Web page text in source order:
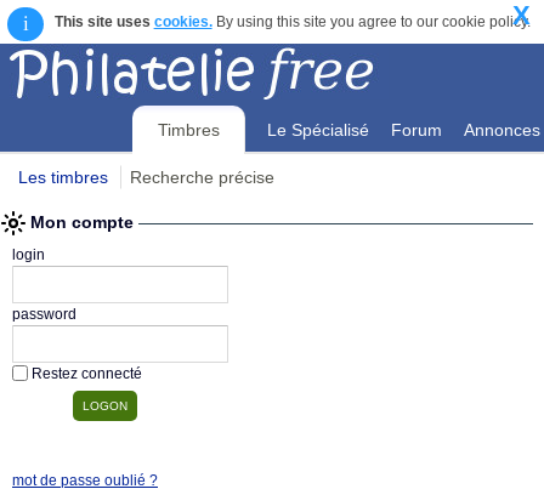
i This site uses cookies.By using this site you agree to our cookie policy.
X
Timbres Le Spécialisé Forum Annonces
Les timbres Recherche précise
Mon compte
login
password
Restez connecté
mot de passe oublié ?